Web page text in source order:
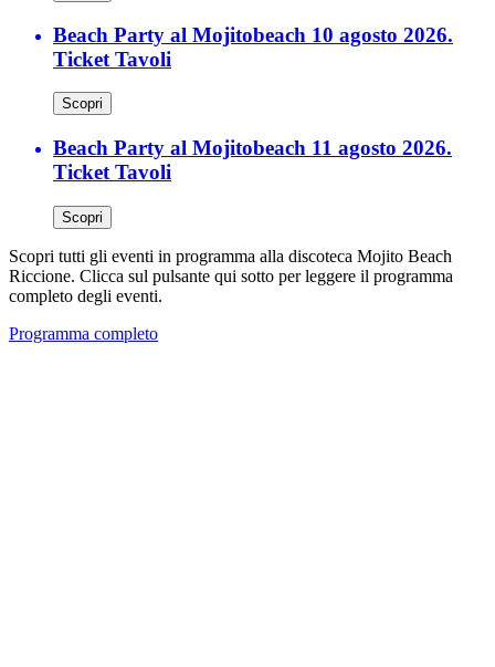
Beach Party al Mojitobeach 10 agosto 2026.
Ticket Tavoli
Scopri
Beach Party al Mojitobeach 11 agosto 2026.
Ticket Tavoli
Scopri
Scopri tutti gli eventi in programma alla discoteca Mojito Beach
Riccione. Clicca sul pulsante qui sotto per leggere il programma
completo degli eventi.
Programma completo